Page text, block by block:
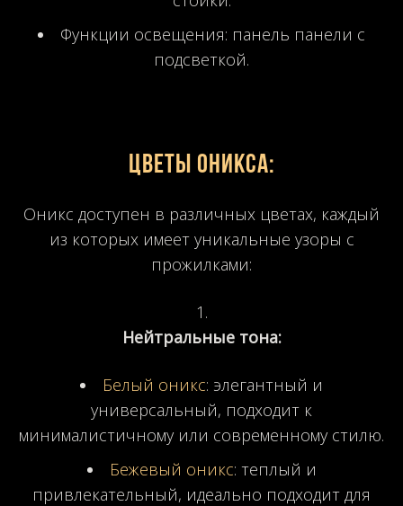
Функции освещения: панель панели с
подсветкой.
Цветы оникса:
Оникс доступен в различных цветах, каждый
из которых имеет уникальные узоры с
прожилками:
Нейтральные тона:
Белый оникс: элегантный и
универсальный, подходит к
минималистичному или современному стилю.
Бежевый оникс: теплый и
привлекательный, идеально подходит для